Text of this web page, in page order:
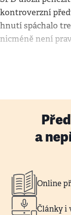
kontroverzní
hnutí spáchalo
nicméně není
a
Online
Články i